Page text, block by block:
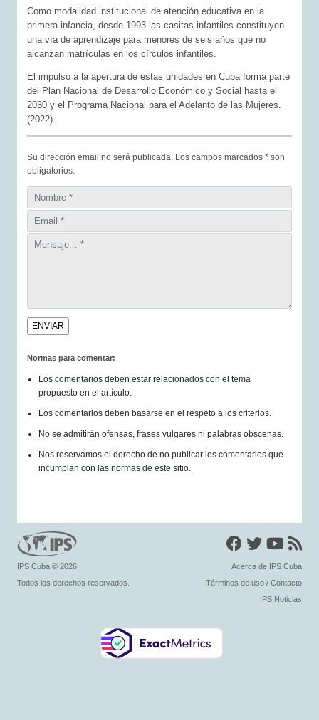
Como modalidad institucional de atención educativa en la
primera infancia, desde 1993 las casitas infantiles constituyen
una vía de aprendizaje para menores de seis años que no
alcanzan matrículas en los círculos infantiles.
El impulso a la apertura de estas unidades en Cuba forma parte
del Plan Nacional de Desarrollo Económico y Social hasta el
2030 y el Programa Nacional para el Adelanto de las Mujeres.
(2022)
Su dirección email no será publicada. Los campos marcados * son
obligatorios.
Normas para comentar:
Los comentarios deben estar relacionados con el tema
propuesto en el artículo.
Los comentarios deben basarse en el respeto a los criterios.
No se admitirán ofensas, frases vulgares ni palabras obscenas.
Nos reservamos el derecho de no publicar los comentarios que
incumplan con las normas de este sitio.
IPS Cuba © 2026
Acerca de IPS Cuba
Todos los derechos reservados.
Términos de uso / Contacto
IPS Noticias